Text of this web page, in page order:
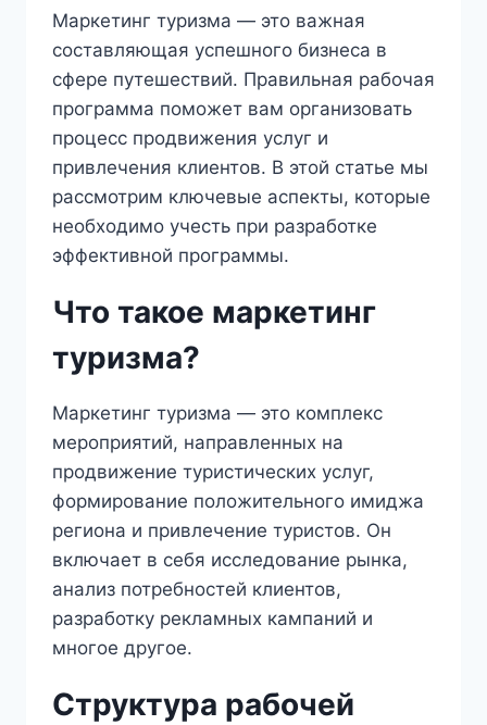
Маркетинг туризма — это важная
составляющая успешного бизнеса в
сфере путешествий. Правильная рабочая
программа поможет вам организовать
процесс продвижения услуг и
привлечения клиентов. В этой статье мы
рассмотрим ключевые аспекты, которые
необходимо учесть при разработке
эффективной программы.
Что такое маркетинг
туризма?
Маркетинг туризма — это комплекс
мероприятий, направленных на
продвижение туристических услуг,
формирование положительного имиджа
региона и привлечение туристов. Он
включает в себя исследование рынка,
анализ потребностей клиентов,
разработку рекламных кампаний и
многое другое.
Структура рабочей